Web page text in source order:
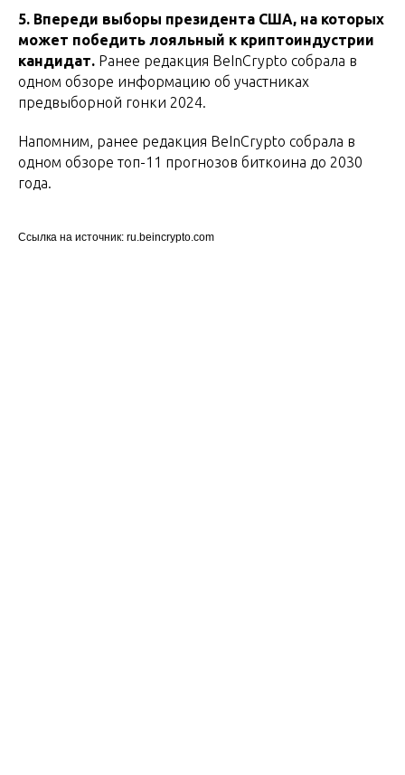
5. Впереди выборы президента США, на которых
может победить лояльный к криптоиндустрии
кандидат. Ранее редакция BeInCrypto собрала в
одном обзоре информацию об участниках
предвыборной гонки 2024.
Напомним, ранее редакция BeInCrypto собрала в
одном обзоре топ-11 прогнозов биткоина до 2030
года.
Ссылка на источник: ru.beincrypto.com